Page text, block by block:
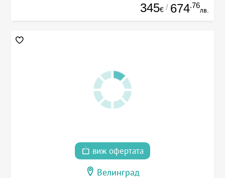
345€ / 674.76
лв.
виж офертата
Велинград